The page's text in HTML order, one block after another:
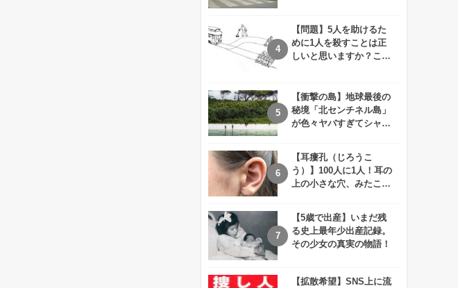
【問題】5人を助けるた
めに1人を殺すことは正
しいと思いますか？この
【衝撃の島】地球最後の
秘境「北センチネル島」
が色々ヤバすぎてシャレ
【耳瘻孔（じろうこ
う）】100人に1人！耳の
上の小さな穴、みたこと
【5歳で出産】いまだ残
る史上最年少出産記録。
その少女の真実の物語！
【拡散希望】SNS上に流